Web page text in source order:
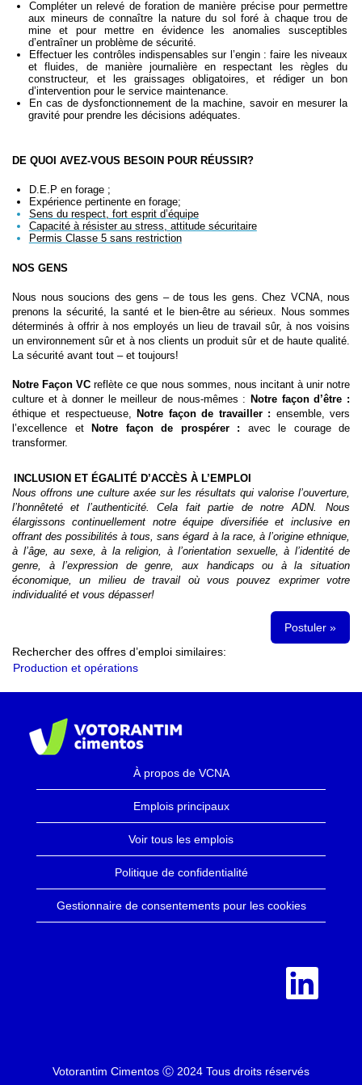
Compléter un relevé de foration de manière précise pour permettre
aux mineurs de connaître la nature du sol foré à chaque trou de
mine et pour mettre en évidence les anomalies susceptibles
d’entraîner un problème de sécurité.
Effectuer les contrôles indispensables sur l’engin : faire les niveaux
et fluides, de manière journalière en respectant les règles du
constructeur, et les graissages obligatoires, et rédiger un bon
d’intervention pour le service maintenance.
En cas de dysfonctionnement de la machine, savoir en mesurer la
gravité pour prendre les décisions adéquates.
DE QUOI AVEZ-VOUS BESOIN POUR RÉUSSIR?
D.E.P en forage ;
Expérience pertinente en forage;
Sens du respect, fort esprit d’équipe
Capacité à résister au stress, attitude sécuritaire
Permis Classe 5 sans restriction
NOS GENS
Nous nous soucions des gens – de tous les gens. Chez VCNA, nous
prenons la sécurité, la santé et le bien-être au sérieux. Nous sommes
déterminés à offrir à nos employés un lieu de travail sûr, à nos voisins
un environnement sûr et à nos clients un produit sûr et de haute qualité.
La sécurité avant tout – et toujours!
Notre Façon VC reflète ce que nous sommes, nous incitant à unir notre
culture et à donner le meilleur de nous-mêmes : Notre façon d’être :
éthique et respectueuse,
Notre façon de travailler : ensemble, vers
l’excellence et
Notre façon de prospérer : avec le courage de
transformer.
INCLUSION ET ÉGALITÉ D’ACCÈS À L’EMPLOI
Nous offrons une culture axée sur les résultats qui valorise l’ouverture,
l’honnêteté et l’authenticité. Cela fait partie de notre ADN.
Nous
élargissons continuellement notre équipe diversifiée et inclusive en
offrant des possibilités à tous, sans égard à la race, à l’origine ethnique,
à l’âge, au sexe, à la religion, à l’orientation sexuelle, à l’identité de
genre, à l’expression de genre, aux handicaps ou à la situation
économique, un milieu de travail où vous pouvez exprimer votre
individualité et vous dépasser!
Postuler »
Rechercher des offres d’emploi similaires:
Production et opérations
À propos de VCNA
Emplois principaux
Voir tous les emplois
Politique de confidentialité
Gestionnaire de consentements pour les cookies
S
u
n
Votorantim Cimentos Ⓒ 2024 Tous droits réservés